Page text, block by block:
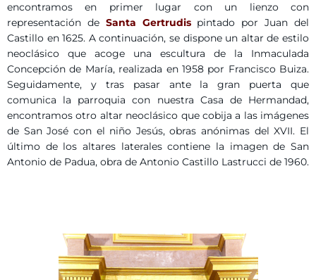
encontramos en primer lugar con un lienzo con
representación de Santa Gertrudispintado por Juan del
Castillo en 1625. A continuación, se dispone un altar de estilo
neoclásico que acoge una escultura de la Inmaculada
Concepción de María, realizada en 1958 por Francisco Buiza.
Seguidamente, y tras pasar ante la gran puerta que
comunica la parroquia con nuestra Casa de Hermandad,
encontramos otro altar neoclásico que cobija a las imágenes
de San José con el niño Jesús, obras anónimas del XVII. El
último de los altares laterales contiene la imagen de San
Antonio de Padua, obra de Antonio Castillo Lastrucci de 1960.